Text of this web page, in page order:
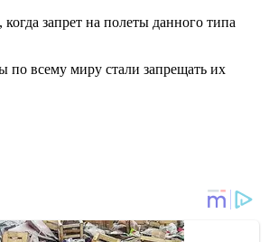
запрет на полеты данного типа
по всему миру стали запрещать их